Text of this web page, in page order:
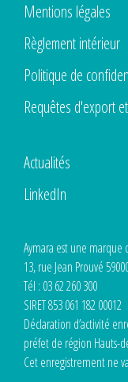
Mentions légales
Règlement intérieur
Politique de
Requêtes d'export
Actualités
LinkedIn
Aymara est une marque
13, rue Jean Prouvé
Tél : 03 62 260 300
SIRET 853 061 182 00012
Déclaration d’activité
préfet de région Hauts-
Cet enregistrement ne